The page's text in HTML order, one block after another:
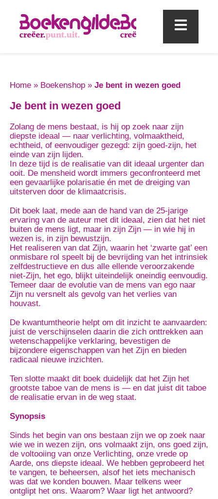
Home » Boekenshop » Je bent in wezen goed
Je bent in wezen goed
Zolang de mens bestaat, is hij op zoek naar zijn
diepste ideaal — naar verlichting, volmaaktheid,
echtheid, of eenvoudiger gezegd: zijn goed-zijn, het
einde van zijn lijden.
In deze tijd is de realisatie van dit ideaal urgenter dan
ooit. De mensheid wordt immers geconfronteerd met
een gevaarlijke polarisatie én met de dreiging van
uitsterven door de klimaatcrisis.
Dit boek laat, mede aan de hand van de 25-jarige
ervaring van de auteur met dit ideaal, zien dat het niet
buiten de mens ligt, maar in zijn Zijn — in wie hij in
wezen is, in zijn bewustzijn.
Het realiseren van dat Zijn, waarin het ‘zwarte gat’ een
onmisbare rol speelt bij de bevrijding van het intrinsiek
zelfdestructieve en dus alle ellende veroorzakende
niet-Zijn, het ego, blijkt uiteindelijk oneindig eenvoudig.
Temeer daar de evolutie van de mens van ego naar
Zijn nu versnelt als gevolg van het verlies van
houvast.
De kwantumtheorie helpt om dit inzicht te aanvaarden:
juist de verschijnselen daarin die zich onttrekken aan
wetenschappelijke verklaring, bevestigen de
bijzondere eigenschappen van het Zijn en bieden
radicaal nieuwe inzichten.
Ten slotte maakt dit boek duidelijk dat het Zijn het
grootste taboe van de mens is — en dat juist dit taboe
de realisatie ervan in de weg staat.
Synopsis
Sinds het begin van ons bestaan zijn we op zoek naar
wie we in wezen zijn, ons volmaakt zijn, ons goed zijn,
de voltooiing van onze Verlichting, onze vrede op
Aarde, ons diepste ideaal. We hebben geprobeerd het
te vangen, te beheersen, alsof het iets mechanisch
was dat we konden bouwen. Maar telkens weer
ontglipt het ons. Waarom? Waar ligt het antwoord?